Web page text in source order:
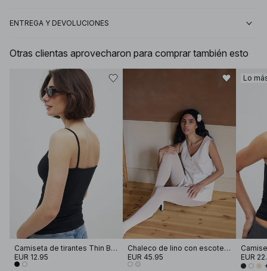
ENTREGA Y DEVOLUCIONES
Otras clientas aprovecharon para comprar también esto
Camiseta de tirantes Thin Basic
EUR 12.95
Chaleco de lino con escote en V
EUR 45.95
Lo
EUR